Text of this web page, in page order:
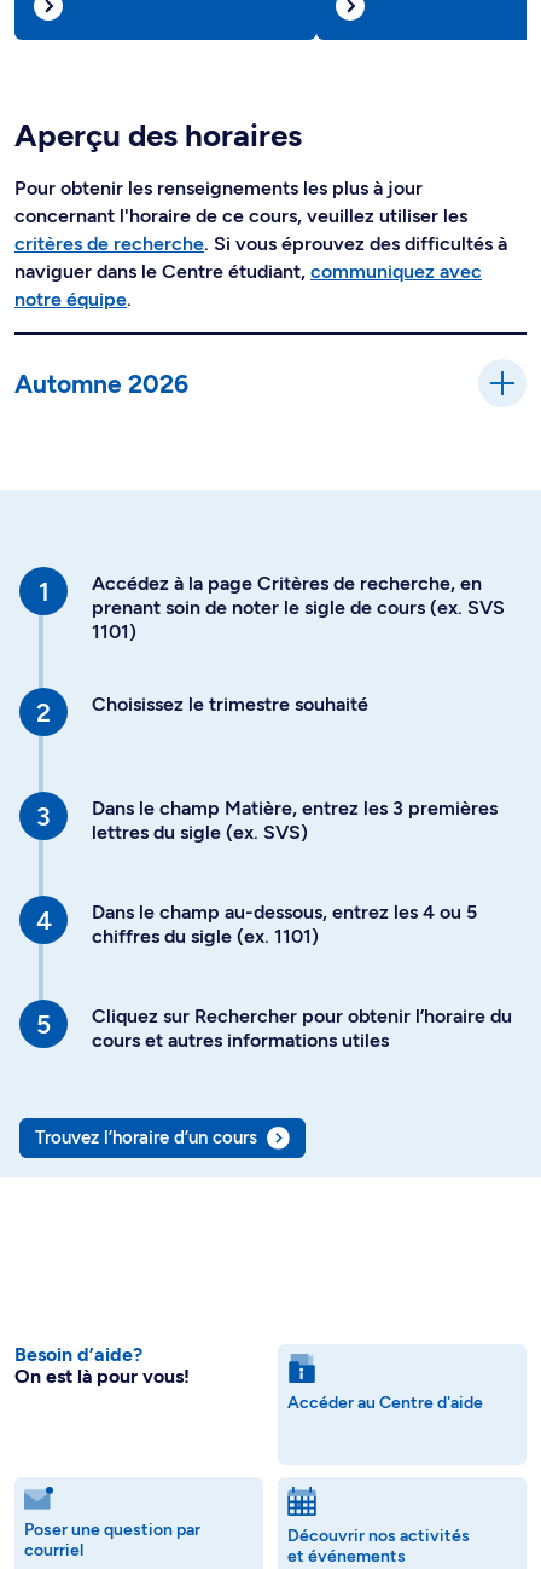
Aperçu des horaires
Pour obtenir les renseignements les plus à jour
concernant l'horaire de ce cours, veuillez utiliser les
critères de recherche. Si vous éprouvez des difficultés à
naviguer dans le Centre étudiant, communiquez avec
notre équipe.
Automne 2026
Accédez à la page Critères de recherche, en
prenant soin de noter le sigle de cours (ex. SVS
1101)
Choisissez le trimestre souhaité
Dans le champ Matière, entrez les 3 premières
lettres du sigle (ex. SVS)
Dans le champ au-dessous, entrez les 4 ou 5
chiffres du sigle (ex. 1101)
Cliquez sur Rechercher pour obtenir l’horaire du
cours et autres informations utiles
Trouvez l’horaire d’un cours
Besoin d’aide?
On est là pour vous!
Accéder au Centre d'aide
Poser une question par
courriel
Découvrir nos activités
et événements